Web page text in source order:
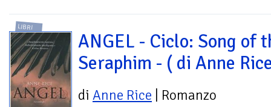
LIBRI
ANGEL - Ciclo: Song of
Seraphim - ( di Anne
di Anne Rice | Romanzo